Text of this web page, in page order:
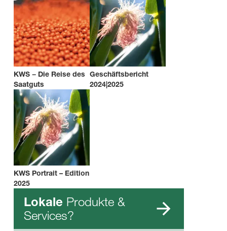
KWS − Die Reise des
Saatguts
Geschäftsbericht
2024|2025
KWS Portrait – Edition
2025
Lokale Produkte &
Services?